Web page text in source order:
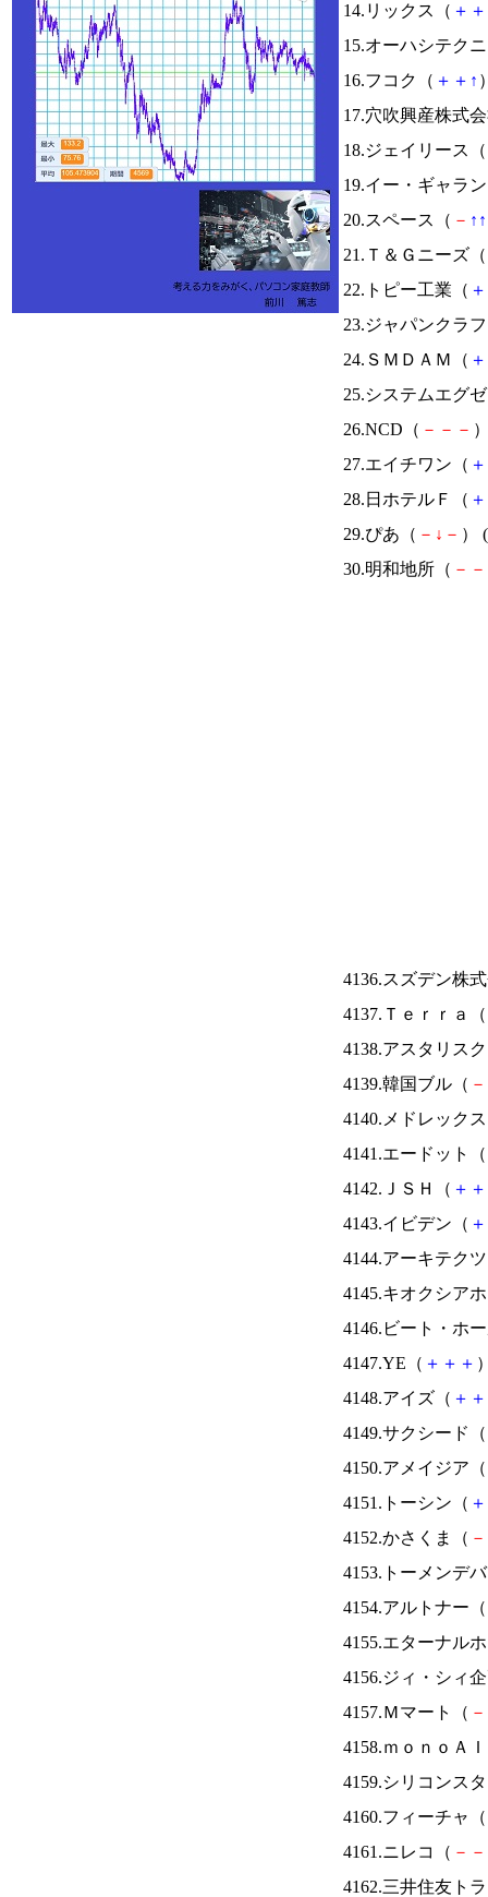
14.リックス（ ＋ ＋
15.オーハシテク
16.フコク（ ＋ ＋ ↑
17.穴吹興産株式
18.ジェイリース（
19.イー・ギャラ
20.スペース（ － ↑ ↑
21.Ｔ＆Ｇニーズ（
22.トピー工業（ ＋
23.ジャパンクラ
24.ＳＭＤＡＭ（ ＋
25.システムエグ
26.NCD（ － － －
27.エイチワン（ ＋
28.日ホテルＦ（ ＋
29.ぴあ（ － ↓ － ） (
30.明和地所（ － －
4136.スズデン株
4137.Ｔｅｒｒａ（
4138.アスタリス
4139.韓国ブル（ －
4140.メドレック
4141.エードット（
4142.ＪＳＨ（ ＋ ＋
4143.イビデン（ ＋
4144.アーキテク
4145.キオクシア
4146.ビート・ホ
4147.YE（ ＋ ＋ ＋
4148.アイズ（ ＋ ＋
4149.サクシード（
4150.アメイジア（
4151.トーシン（ ＋
4152.かさくま（ －
4153.トーメンデ
4154.アルトナー（
4155.エターナル
4156.ジィ・シィ
4157.Ｍマート（ －
4158.ｍｏｎｏＡ
4159.シリコンス
4160.フィーチャ（
4161.ニレコ（ － －
4162.三井住友ト